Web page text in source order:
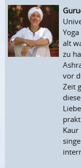
alt
zu
vor
Zeit
Kaur